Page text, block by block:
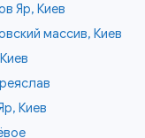
Яр, Киев
массив, Киев
Киев